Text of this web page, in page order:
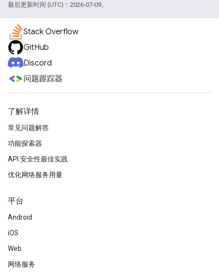
最后更新时间 (UTC)：2026-07-09。
Stack Overflow
GitHub
Discord
问题跟踪器
了解详情
常见问题解答
功能探索器
API 安全性最佳实践
优化网络服务用量
平台
Android
iOS
Web
网络服务